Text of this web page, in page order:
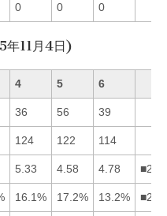
0 0 0
年11月4日)
4 5 6
36 56 39
124 122 114
5.33 4.58 4.78
16.1% 17.2% 13.2%